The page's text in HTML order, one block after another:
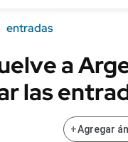
Sustentabilidad
Seguros
POLÍTICA
entradas
a
las
+Agregar